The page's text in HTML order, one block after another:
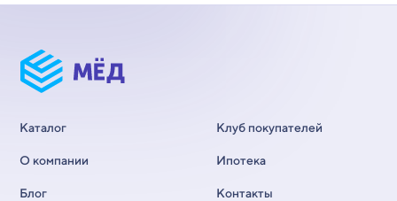
Каталог
О компании
Блог
Клуб покупателей
Ипотека
Контакты